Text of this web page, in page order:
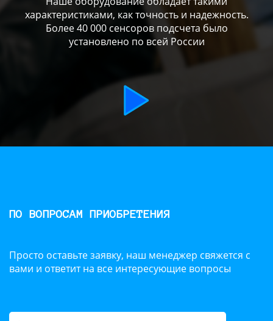
характеристиками, как точность и надежность.
Более 40 000 сенсоров подсчета было
установлено по всей России
ПО ВОПРОСАМ ПРИОБРЕТЕНИЯ
Просто оставьте заявку, наш менеджер свяжется с
вами и ответит на все интересующие вопросы